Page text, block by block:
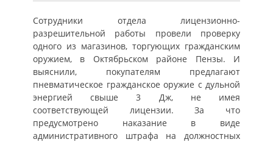
Сотрудники отдела лицензионно-
разрешительной работы провели проверку
одного из магазинов, торгующих гражданским
оружием, в Октябрьском районе Пензы. И
выяснили, покупателям предлагают
пневматическое гражданское оружие с дульной
энергией свыше 3 Дж, не имея
соответствующей лицензии. За что
предусмотрено наказание в виде
административного штрафа на должностных